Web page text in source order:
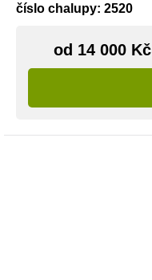
číslo chalupy: 2520
od 14 000 Kč